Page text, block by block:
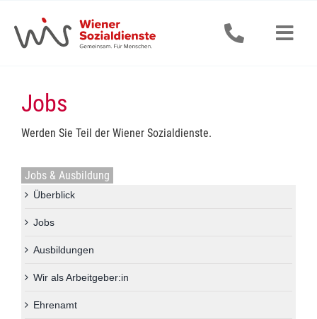
springen
Kinder & Jugendliche
Jobs & Ausbildung
Aktuelles
Jobs
Werden Sie Teil der Wiener Sozialdienste.
Jobs & Ausbildung
Überblick
Jobs
Ausbildungen
Wir als Arbeitgeber:in
Ehrenamt